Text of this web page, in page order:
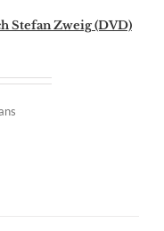
Stefan Zweig (DVD)